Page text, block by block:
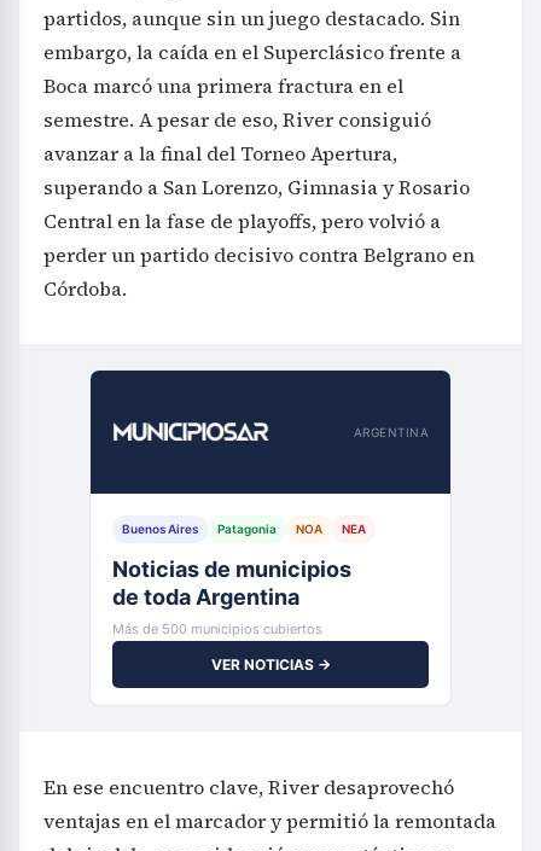
partidos, aunque sin un juego destacado. Sin
embargo, la caída en el Superclásico frente a
Boca marcó una primera fractura en el
semestre. A pesar de eso, River consiguió
avanzar a la final del Torneo Apertura,
superando a San Lorenzo, Gimnasia y Rosario
Central en la fase de playoffs, pero volvió a
perder un partido decisivo contra Belgrano en
Córdoba.
ARGENTINA
Buenos Aires Patagonia NOA NEA
Noticias de municipios
de toda Argentina
Más de 500 municipios cubiertos
VER NOTICIAS →
En ese encuentro clave, River desaprovechó
ventajas en el marcador y permitió la remontada